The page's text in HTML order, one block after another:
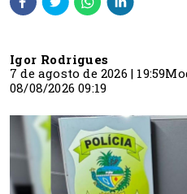
Igor Rodrigues
7 de agosto de 2026 | 19:59
08/08/2026 09:19